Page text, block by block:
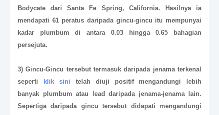
Bodycate dari Santa Fe Spring, California. Hasilnya ia
mendapati 61 peratus daripada gincu-gincu itu mempunyai
kadar plumbum di antara 0.03 hingga 0.65 bahagian
persejuta.
3) Gincu-Gincu tersebut termasuk daripada jenama terkenal
seperti klik sini telah diuji positif mengandungi lebih
banyak plumbum atau lead daripada jenama-jenama lain.
Sepertiga daripada gincu tersebut didapati mengandungi